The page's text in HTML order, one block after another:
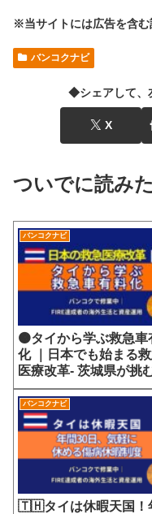
※当サイトには広告を含む
バンコクナビ
◆シェアして、
X
ついでに読み
バンコクナビ
🟠タイから学ぶ救急車
化 ｜日本でも始まる
医療改革- 茨城県が挑
7700円の選定療養費
す医療サービスの未来
バンコクナビ
🇹🇭タイは休暇天国！